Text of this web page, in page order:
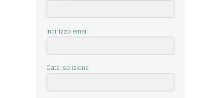
Indirizzo email
Data iscrizione